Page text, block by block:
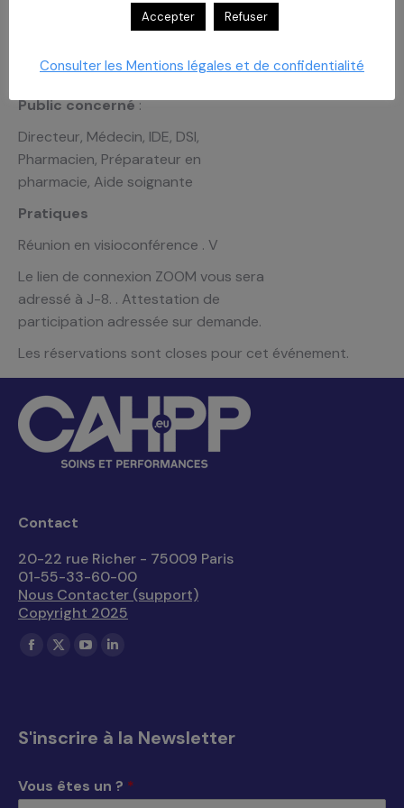
Caroline Vallet D.U. Cicatrisations
des plaies, brûlures et nécroses D.U.
escarres D.U. Compression médical
Public concerné:
Directeur, Médecin, IDE, DSI,
Pharmacien, Préparateur en
pharmacie, Aide soignante
Pratiques
Réunion en visioconférence . V
Le lien de connexion ZOOM vous sera
adressé à J-8. . Attestation de
participation adressée sur demande.
Les réservations sont closes pour cet événement.
Contact
20-22 rue Richer - 75009 Paris
01-55-33-60-00
Nous Contacter (support)
Copyright 2025
Trouvez nous sur :
La
dans
nouvelle
La
dans
nouvelle
La
dans
nouvelle
La
dans
nouvelle
S'inscrire à la Newsletter
Vous êtes un ? *
Accepter Refuser
Consulter les Mentions légales et de confidentialité